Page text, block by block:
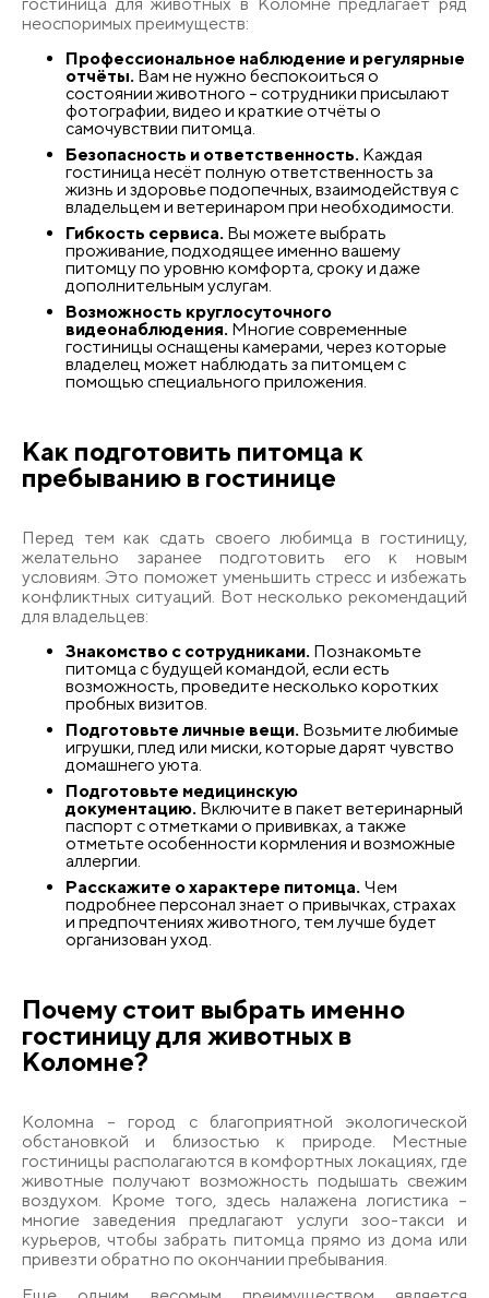
неоспоримых преимуществ:
Профессиональное наблюдение и регулярные
отчёты. Вам не нужно беспокоиться о
состоянии животного – сотрудники присылают
фотографии, видео и краткие отчёты о
самочувствии питомца.
Безопасность и ответственность. Каждая
гостиница несёт полную ответственность за
жизнь и здоровье подопечных, взаимодействуя с
владельцем и ветеринаром при необходимости.
Гибкость сервиса. Вы можете выбрать
проживание, подходящее именно вашему
питомцу по уровню комфорта, сроку и даже
дополнительным услугам.
Возможность круглосуточного
видеонаблюдения. Многие современные
гостиницы оснащены камерами, через которые
владелец может наблюдать за питомцем с
помощью специального приложения.
Как подготовить питомца к
пребыванию в гостинице
Перед тем как сдать своего любимца в гостиницу,
желательно заранее подготовить его к новым
условиям. Это поможет уменьшить стресс и избежать
конфликтных ситуаций. Вот несколько рекомендаций
для владельцев:
Знакомство с сотрудниками. Познакомьте
питомца с будущей командой, если есть
возможность, проведите несколько коротких
пробных визитов.
Подготовьте личные вещи. Возьмите любимые
игрушки, плед или миски, которые дарят чувство
домашнего уюта.
Подготовьте медицинскую
документацию. Включите в пакет ветеринарный
паспорт с отметками о прививках, а также
отметьте особенности кормления и возможные
аллергии.
Расскажите о характере питомца. Чем
подробнее персонал знает о привычках, страхах
и предпочтениях животного, тем лучше будет
организован уход.
Почему стоит выбрать именно
гостиницу для животных в
Коломне?
Коломна – город с благоприятной экологической
обстановкой и близостью к природе. Местные
гостиницы располагаются в комфортных локациях, где
животные получают возможность подышать свежим
воздухом. Кроме того, здесь налажена логистика –
многие заведения предлагают услуги зоо-такси и
курьеров, чтобы забрать питомца прямо из дома или
привезти обратно по окончании пребывания.